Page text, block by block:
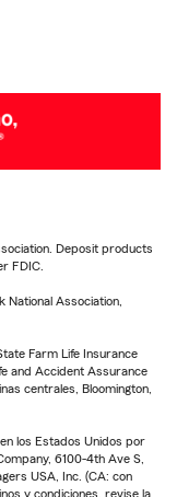
Deposit products
FDIC.
Association,
Farm Life Insurance
and Accident Assurance
centrales, Bloomington,
los Estados Unidos por
6100-4th Ave S,
USA, Inc. (CA: con
y condiciones, revise la